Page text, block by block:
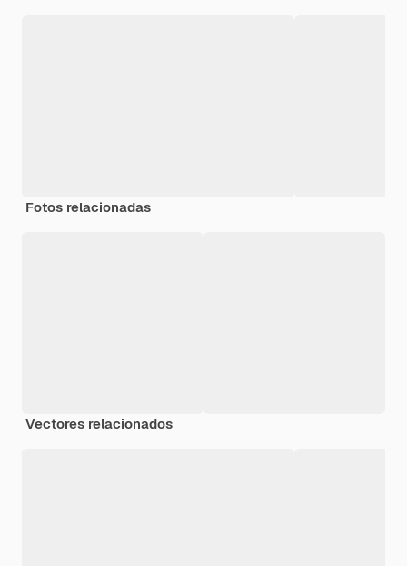
Fotos relacionadas
Vectores relacionados